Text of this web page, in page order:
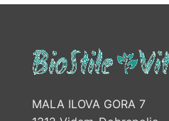
MALA ILOVA GORA 7